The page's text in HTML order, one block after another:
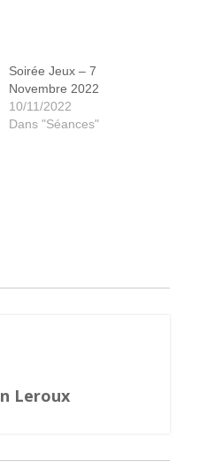
Detective Conseil
Soirée Jeux – 7
Novembre 2022
10/11/2022
Dans "Séances"
Leroux